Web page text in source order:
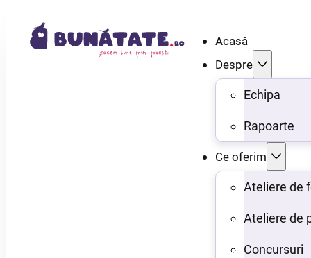
Acasă
Despre
Echipa
Rapoarte
Ce oferim
Ateliere de
Ateliere de
Concursuri